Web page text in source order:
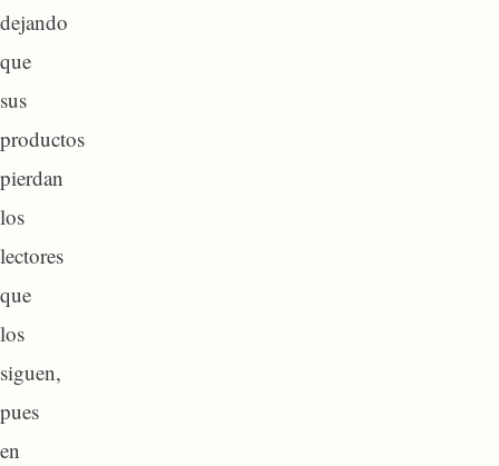
dejando
que
sus
productos
pierdan
los
lectores
que
los
siguen,
pues
en